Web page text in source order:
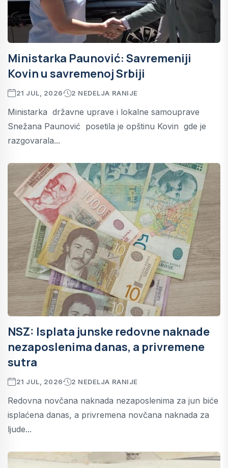
Ministarka Paunović: Savremeniji
Kovin u savremenoj Srbiji
21 JUL, 2026 2 NEDELJA RANIJE
Ministarka državne uprave i lokalne samouprave
Snežana Paunović posetila je opštinu Kovin gde je
razgovarala...
NSZ: Isplata junske redovne naknade
nezaposlenima danas, a privremene
sutra
21 JUL, 2026 2 NEDELJA RANIJE
Redovna novčana naknada nezaposlenima za jun biće
isplaćena danas, a privremena novčana naknada za
ljude...